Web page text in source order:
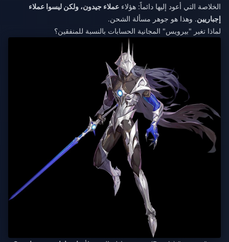
الخلاصة التي أعود إليها دائماً: هؤلاء عملاء جيدون، ولكن ليسوا عملاء
إجباريين. وهذا هو جوهر مسألة الشحن.
لماذا تغير "بيرويس" المجانية الحسابات بالنسبة للمنفقين؟